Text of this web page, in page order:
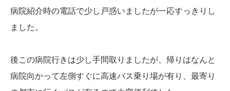
病院紹介時の電話で少し戸惑いましたが一応すっきりし
ました。
後この病院行きは少し手間取りましたが、帰りはなんと
病院向かって左側すぐに高速バス乗り場が有り、最寄り